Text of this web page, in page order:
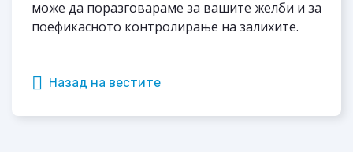
може да поразговараме за вашите желби и за
поефикасното контролирање на залихите.
Назад на вестите